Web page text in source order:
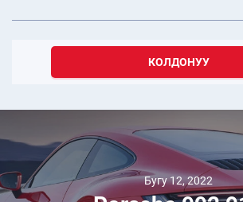
КОЛДОНУУ
Бугу 12, 2022